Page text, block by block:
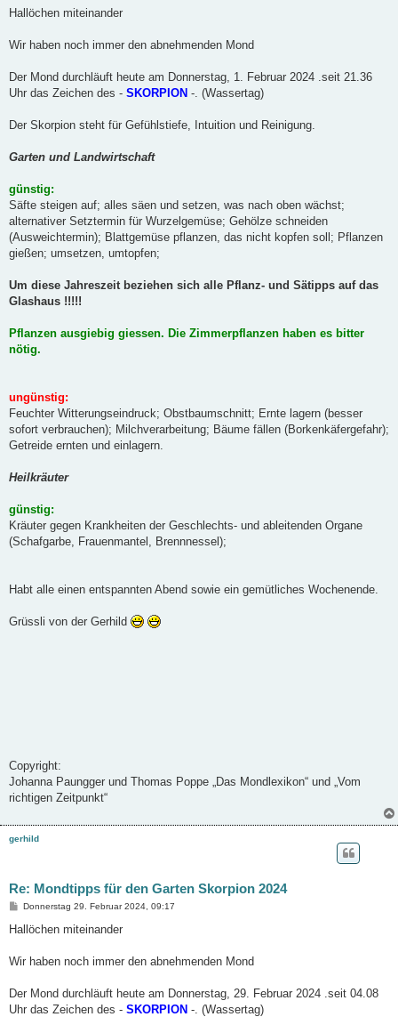
i
a
Hallöchen miteinander
Wir haben noch immer den abnehmenden Mond
Der Mond durchläuft heute am Donnerstag, 1. Februar 2024 .seit 21.36
Uhr das Zeichen des - SKORPION -. (Wassertag)
Der Skorpion steht für Gefühlstiefe, Intuition und Reinigung.
Garten und Landwirtschaft
günstig:
Säfte steigen auf; alles säen und setzen, was nach oben wächst;
alternativer Setztermin für Wurzelgemüse; Gehölze schneiden
(Ausweichtermin); Blattgemüse pflanzen, das nicht kopfen soll; Pflanzen
gießen; umsetzen, umtopfen;
Um diese Jahreszeit beziehen sich alle Pflanz- und Sätipps auf das
Glashaus !!!!!
Pflanzen ausgiebig giessen. Die Zimmerpflanzen haben es bitter
nötig.
ungünstig:
Feuchter Witterungseindruck; Obstbaumschnitt; Ernte lagern (besser
sofort verbrauchen); Milchverarbeitung; Bäume fällen (Borkenkäfergefahr);
Getreide ernten und einlagern.
Heilkräuter
günstig:
Kräuter gegen Krankheiten der Geschlechts- und ableitenden Organe
(Schafgarbe, Frauenmantel, Brennnessel);
Habt alle einen entspannten Abend sowie ein gemütliches Wochenende.
Grüssli von der Gerhild
Copyright:
Johanna Paungger und Thomas Poppe „Das Mondlexikon“ und „Vom
richtigen Zeitpunkt“
gerhild
Re: Mondtipps für den Garten Skorpion 2024
B
i
a
Donnerstag 29. Februar 2024, 09:17
Hallöchen miteinander
Wir haben noch immer den abnehmenden Mond
Der Mond durchläuft heute am Donnerstag, 29. Februar 2024 .seit 04.08
Uhr das Zeichen des - SKORPION -. (Wassertag)